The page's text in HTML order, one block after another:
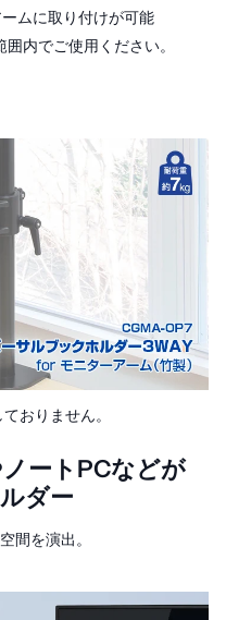
ムに取り付けが可能
内でご使用ください。
おりません。
ートPCなどが
ダー
間を演出。